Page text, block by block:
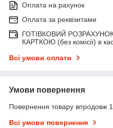
Оплата на рахунок
Оплата за реквізитами
ГОТІВКОВИЙ
КАРТКОЮ (без комісії) в
Всі умови оплати
Умови повернення
Повернення товару впродовж
Всі умови повернення